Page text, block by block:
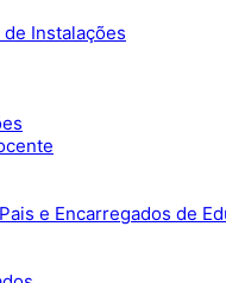
Instalações
e Encarregados de